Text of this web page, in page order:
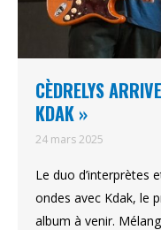
CÈDRELYS
KDAK »
24 mars 2025
Le duo d’interprètes
ondes avec Kdak, le
album à venir.